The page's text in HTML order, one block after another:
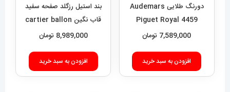
دورنگ طلایی Audemars
Piguet Royal 4459
7,589,000 تومان
افزودن به سبد خرید
بند استیل رزگلد صفحه سفید
قاب نگین cartier ballon
bleu 020909
8,989,000 تومان
افزودن به سبد خرید